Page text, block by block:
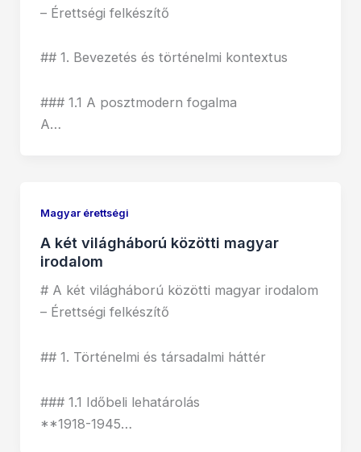
– Érettségi felkészítő
## 1. Bevezetés és történelmi kontextus
### 1.1 A posztmodern fogalma
A…
Magyar érettségi
A két világháború közötti magyar
irodalom
# A két világháború közötti magyar irodalom
– Érettségi felkészítő
## 1. Történelmi és társadalmi háttér
### 1.1 Időbeli lehatárolás
**1918-1945…